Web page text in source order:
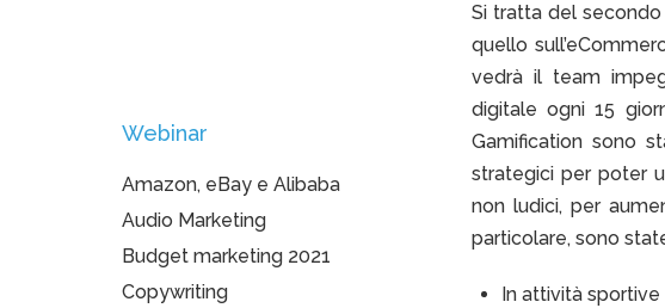
Si tratta del
quello
vedrà il team
digitale ogni 15
Gamification sono
strategici per poter
non ludici, per
particolare, sono
In attività
Webinar
Amazon, eBay e Alibaba
Audio Marketing
Budget marketing 2021
Copywriting